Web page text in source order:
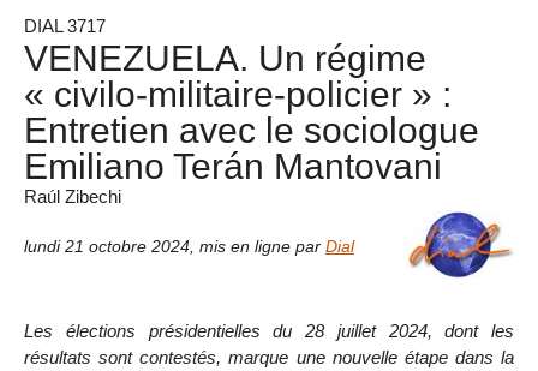
DIAL 3717
VENEZUELA. Un régime
« civilo-militaire-policier » :
Entretien avec le sociologue
Emiliano Terán Mantovani
Raúl Zibechi
lundi 21 octobre 2024 mis en ligne par Dial
Les élections présidentielles du 28 juillet 2024, dont les
résultats sont contestés, marque une nouvelle étape dans la